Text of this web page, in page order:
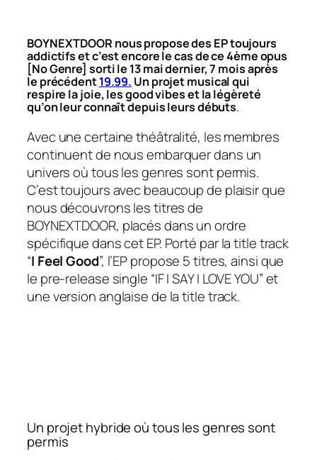
BOYNEXTDOOR nous propose des EP toujours
addictifs et c’est encore le cas de ce 4ème opus
[No Genre] sorti le 13 mai dernier, 7 mois après
le précédent19.99. Un projet musical qui
respire la joie, lesgood vibeset la légèreté
qu’on leur connaît depuis leurs débuts.
Avec une certaine théâtralité, les membres
continuent de nous embarquer dans un
univers où tous les genres sont permis.
C’est toujours avec beaucoup de plaisir que
nous découvrons les titres de
BOYNEXTDOOR, placés dans un ordre
spécifique dans cet EP. Porté par la title track
“I Feel Good”, l’EP propose 5 titres, ainsi que
le pre-release single “IF I SAY I LOVE YOU” et
une version anglaise de latitle track.
Un projet hybride où tous les genres sont
permis